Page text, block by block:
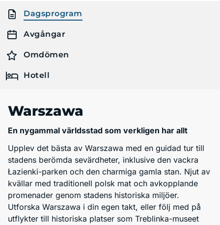
Dagsprogram
Avgångar
Omdömen
Hotell
Warszawa
En nygammal världsstad som verkligen har allt
Upplev det bästa av Warszawa med en guidad tur till
stadens berömda sevärdheter, inklusive den vackra
Łazienki-parken och den charmiga gamla stan. Njut av
kvällar med traditionell polsk mat och avkopplande
promenader genom stadens historiska miljöer.
Utforska Warszawa i din egen takt, eller följ med på
utflykter till historiska platser som Treblinka-museet